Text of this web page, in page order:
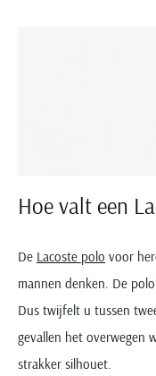
Hoe valt een
De Lacoste polo voor
mannen denken. De
Dus twijfelt u tussen
gevallen het overwegen
strakker silhouet.